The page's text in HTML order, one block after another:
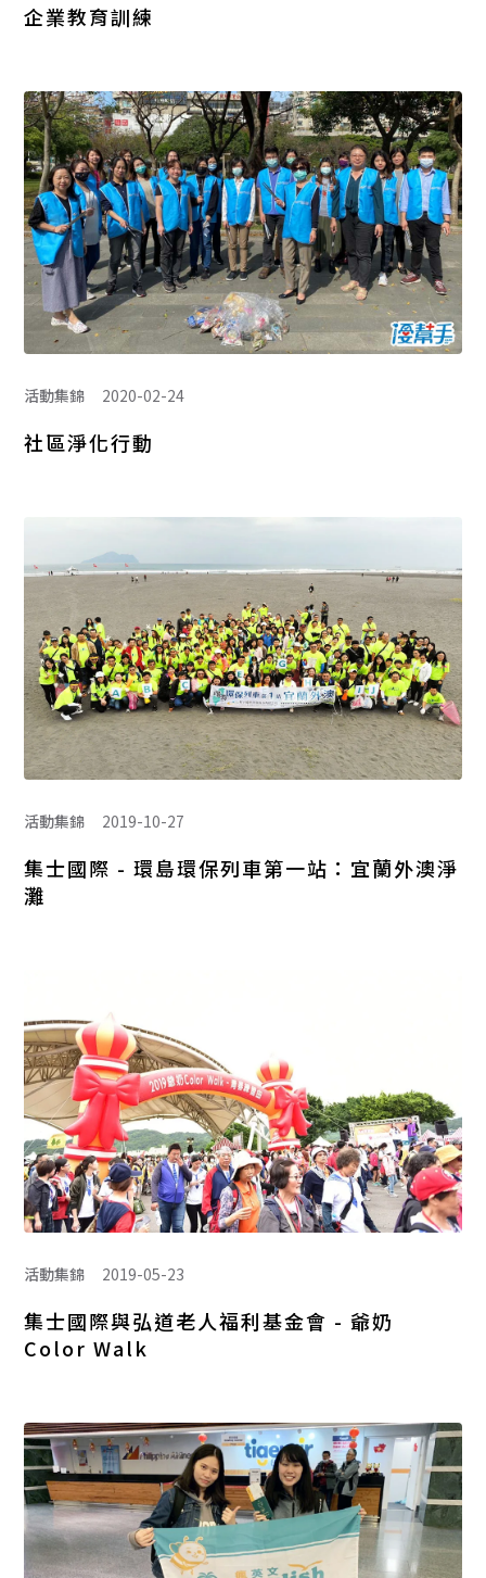
企業教育訓練
活動集錦 2020-02-24
社區淨化行動
活動集錦 2019-10-27
集士國際 - 環島環保列車第一站：宜蘭外澳淨
灘
活動集錦 2019-05-23
集士國際與弘道老人福利基金會 - 爺奶
Color Walk